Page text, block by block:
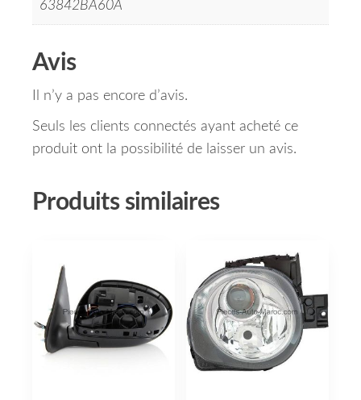
63842BA60A
Avis
Il n’y a pas encore d’avis.
Seuls les clients connectés ayant acheté ce
produit ont la possibilité de laisser un avis.
Produits similaires